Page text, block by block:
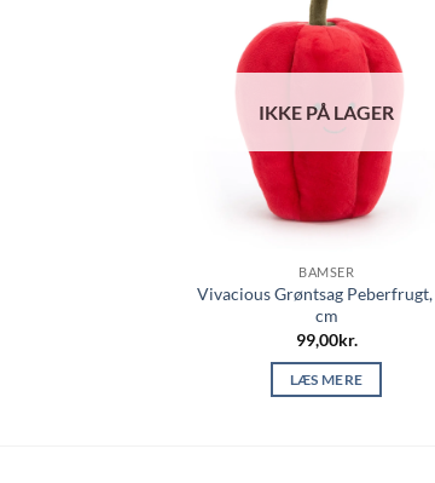
IKKE PÅ LAGER
BAMSER
Vivacious Grøntsag
cm
99,00kr.
LÆS MERE